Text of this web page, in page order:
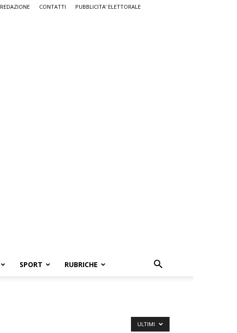
REDAZIONE CONTATTI PUBBLICITA’ ELETTORALE
SPORT RUBRICHE
ULTIMI